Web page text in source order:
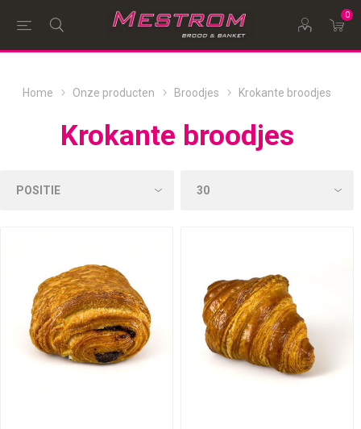
0
Home Onze producten Broodjes Krokante broodjes
Krokante broodjes